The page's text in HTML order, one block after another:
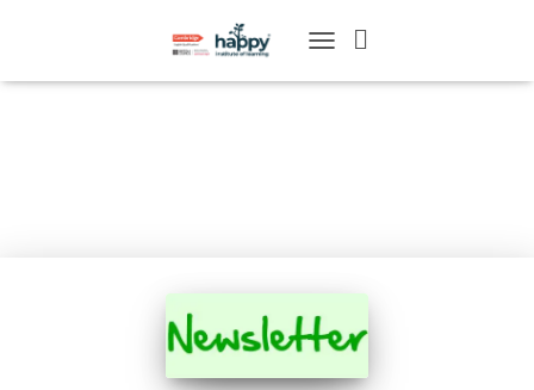
NAVIGATION